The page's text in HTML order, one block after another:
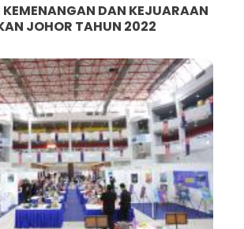
DAN KEJUARAAN
JOHOR TAHUN 2022